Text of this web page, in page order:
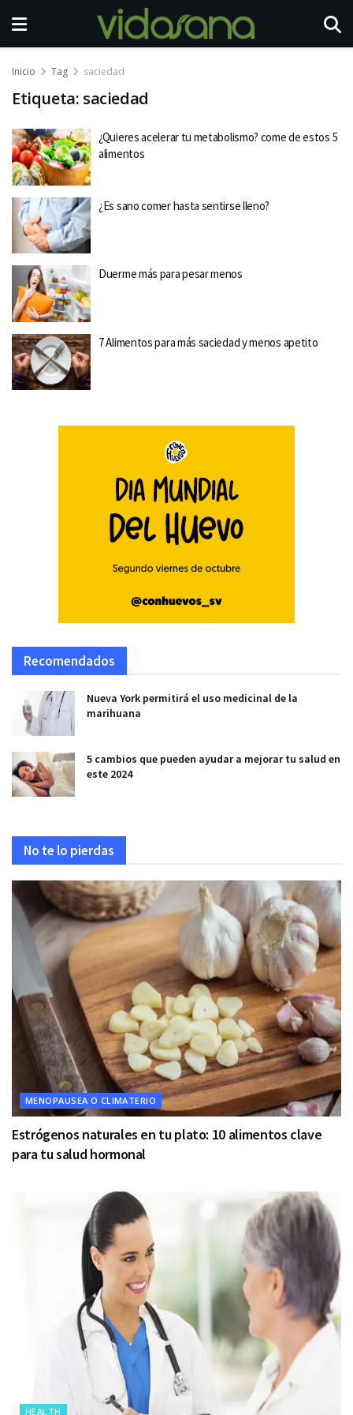
Inicio Tag saciedad
Etiqueta: saciedad
¿Quieres acelerar tu metabolismo? come de estos 5
alimentos
¿Es sano comer hasta sentirse lleno?
Duerme más para pesar menos
7 Alimentos para más saciedad y menos apetito
Recomendados
Nueva York permitirá el uso medicinal de la
marihuana
5 cambios que pueden ayudar a mejorar tu salud en
este 2024
No te lo pierdas
MENOPAUSEA O CLIMATERIO
Estrógenos naturales en tu plato: 10 alimentos clave
para tu salud hormonal
HEALTH